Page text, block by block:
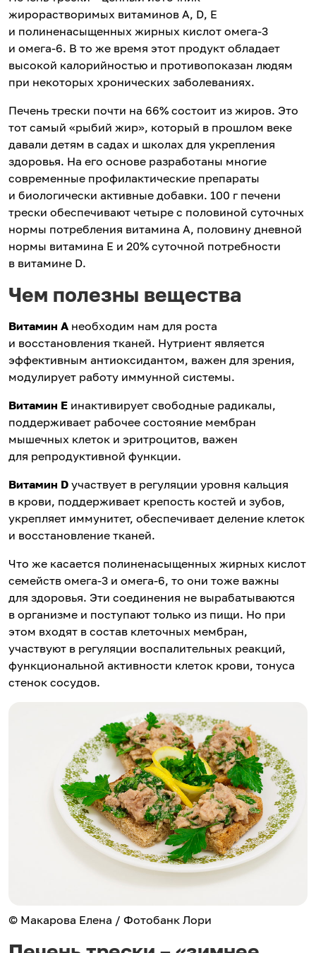
жирорастворимых витаминов А, D, Е
и полиненасыщенных жирных кислот омега-3
и омега-6. В то же время этот продукт обладает
высокой калорийностью и противопоказан людям
при некоторых хронических заболеваниях.
Печень трески почти на 66% состоит из жиров. Это
тот самый «рыбий жир», который в прошлом веке
давали детям в садах и школах для укрепления
здоровья. На его основе разработаны многие
современные профилактические препараты
и биологически активные добавки. 100 г печени
трески обеспечивают четыре с половиной суточных
нормы потребления витамина А, половину дневной
нормы витамина Е и 20% суточной потребности
в витамине D.
Чем полезны вещества
Витамин А необходим нам для роста
и восстановления тканей. Нутриент является
эффективным антиоксидантом, важен для зрения,
модулирует работу иммунной системы.
Витамин Е инактивирует свободные радикалы,
поддерживает рабочее состояние мембран
мышечных клеток и эритроцитов, важен
для репродуктивной функции.
Витамин D участвует в регуляции уровня кальция
в крови, поддерживает крепость костей и зубов,
укрепляет иммунитет, обеспечивает деление клеток
и восстановление тканей.
Что же касается полиненасыщенных жирных кислот
семейств омега-3 и омега-6, то они тоже важны
для здоровья. Эти соединения не вырабатываются
в организме и поступают только из пищи. Но при
этом входят в состав клеточных мембран,
участвуют в регуляции воспалительных реакций,
функциональной активности клеток крови, тонуса
стенок сосудов.
© Макарова Елена / Фотобанк Лори